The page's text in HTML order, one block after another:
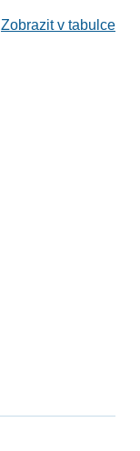
Zobrazit v tabulce